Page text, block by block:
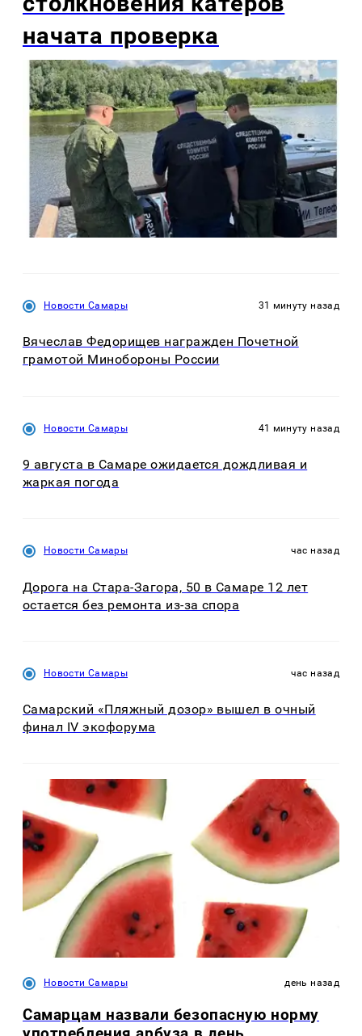
начата проверка
Новости Самары 31 минуту назад
Вячеслав Федорищев награжден Почетной
грамотой Минобороны России
Новости Самары 41 минуту назад
9 августа в Самаре ожидается дождливая и
жаркая погода
Новости Самары час назад
Дорога на Стара-Загора, 50 в Самаре 12 лет
остается без ремонта из-за спора
Новости Самары час назад
Самарский «Пляжный дозор» вышел в очный
финал IV экофорума
Новости Самары день назад
Самарцам назвали безопасную норму